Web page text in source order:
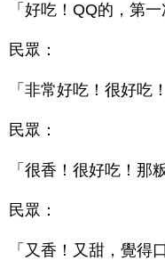
「好吃！QQ的，第一
民眾：
「非常好吃！很好吃！
民眾：
「很香！很好吃！那
民眾：
「又香！又甜，覺得